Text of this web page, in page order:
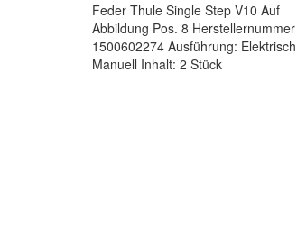
Feder Thule Single Step V10 Auf
Abbildung Pos. 8 Herstellernummer
1500602274 Ausführung:
Manuell Inhalt: 2 Stück